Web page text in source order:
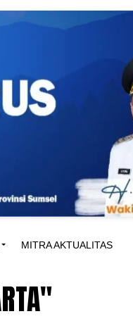
MITRA AKTUALITAS